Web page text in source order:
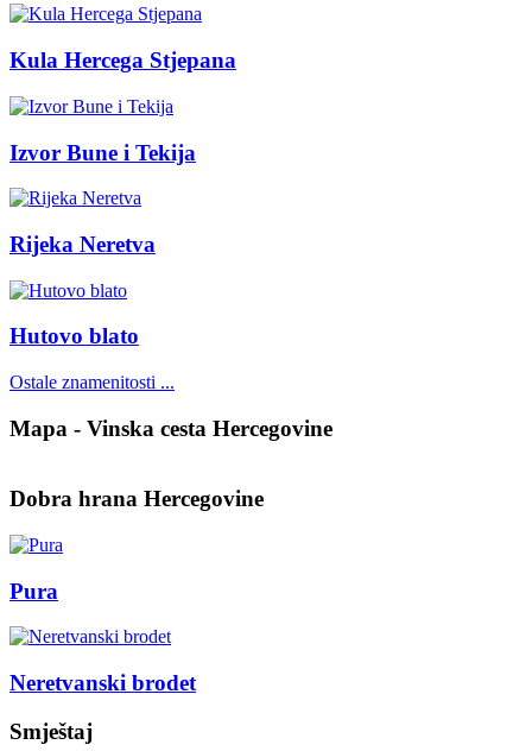
Kula Hercega Stjepana
Izvor Bune i Tekija
Rijeka Neretva
Hutovo blato
Ostale znamenitosti ...
Mapa - Vinska cesta Hercegovine
Dobra hrana Hercegovine
Pura
Neretvanski brodet
Smještaj